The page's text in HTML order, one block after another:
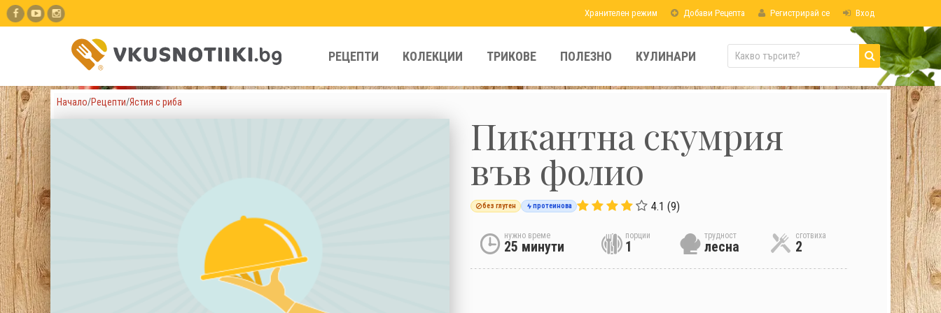
Хранителен режим Добави Рецепта Регистрирай се Вход
РЕЦЕПТИ КОЛЕКЦИИ ТРИКОВЕ ПОЛЕЗНО КУЛИНАРИ
Начало/Рецепти/Ястия с риба
Пикантна скумрия
във фолио
без глутен протеинова 4.1 (9)
нужно време
25 минути
порции
1
трудност
лесна
сготвиха
2